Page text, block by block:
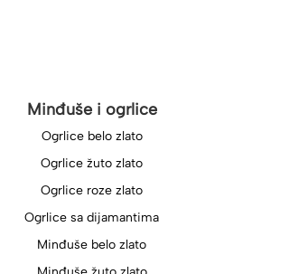
Minđuše i ogrlice
Ogrlice belo zlato
Ogrlice žuto zlato
Ogrlice roze zlato
Ogrlice sa dijamantima
Minđuše belo zlato